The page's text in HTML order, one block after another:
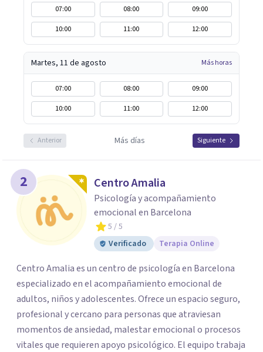
07:00 08:00
09:00
10:00
11:00 12:00
Martes, 11 de agosto Más horas
07:00 08:00
09:00
10:00
11:00 12:00
Anterior Más días Siguiente
2 Centro Amalia
Psicología y acompañamiento
emocional en Barcelona
5 / 5
Verificado
Terapia Online
Centro Amalia es un centro de psicología en Barcelona
especializado en el acompañamiento emocional de
adultos, niños y adolescentes. Ofrece un espacio seguro,
profesional y cercano para personas que atraviesan
momentos de ansiedad, malestar emocional o procesos
vitales que requieren apoyo psicológico. El equipo trabaja